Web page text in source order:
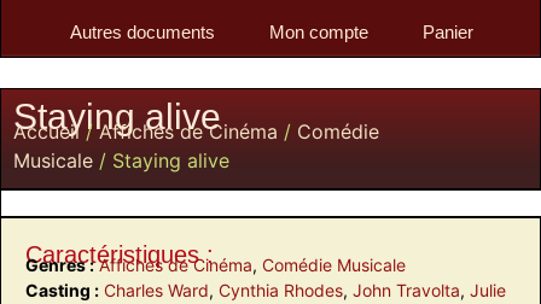
Autres documents Mon compte Panier
Staying alive
Accueil/Affiches de Cinéma / Comédie
Musicale / Staying alive
Caractéristiques :
Genres : Affiches de Cinéma, Comédie Musicale
Casting : Charles Ward, Cynthia Rhodes, John Travolta, Julie